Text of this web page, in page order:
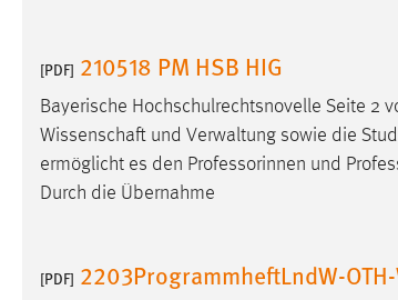
[PDF] 210518 PM HSB HIG
Bayerische Hochschulrechtsnovelle Seite 2
Wissenschaft und Verwaltung sowie die
ermöglicht es den Professorinnen und
Durch die Übernahme
[PDF] 2203ProgrammheftLndW-
Sprache der Website.
Cookie Laufzeit: 30 Tage
Chat
5e9dbeb1811c0446